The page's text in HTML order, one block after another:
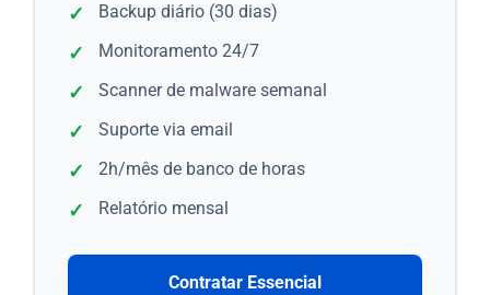
Backup diário (30 dias)
Monitoramento 24/7
Scanner de malware semanal
Suporte via email
2h/mês de banco de horas
Relatório mensal
Contratar Essencial